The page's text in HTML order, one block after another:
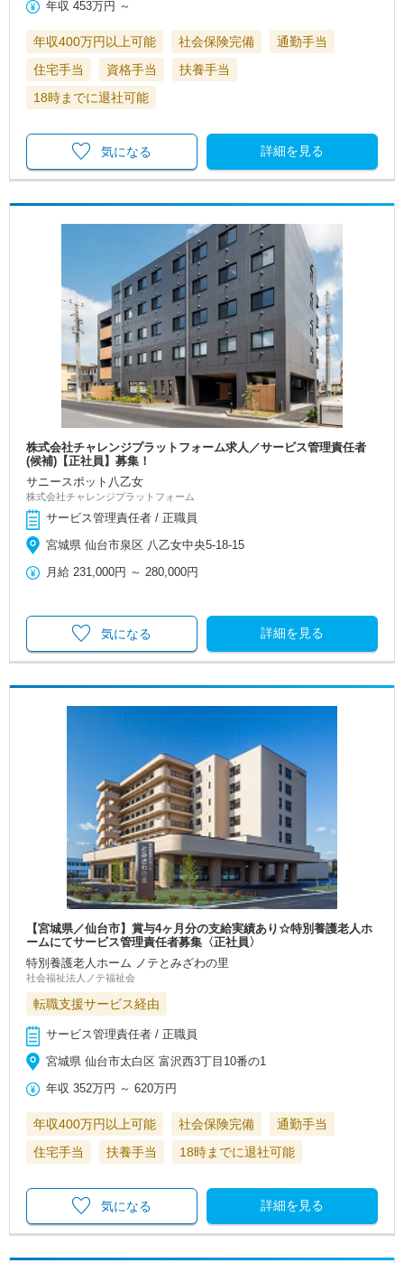
年収 453万円 ～
年収400万円以上可能 社会保険完備
通勤手当
住宅手当
資格手当
扶養手当
18時までに退社可能
詳細を見る
気になる
株式会社チャレンジプラットフォーム求人／サービス管理責任者
(候補)【正社員】募集！
サニースポット八乙女
株式会社チャレンジプラットフォーム
サービス管理責任者 / 正職員
宮城県 仙台市泉区 八乙女中央5-18-15
月給 231,000円 ～ 280,000円
詳細を見る
気になる
【宮城県／仙台市】賞与4ヶ月分の支給実績あり☆特別養護老人ホ
ームにてサービス管理責任者募集〈正社員〉
特別養護老人ホーム ノテとみざわの里
社会福祉法人ノテ福祉会
転職支援サービス経由
サービス管理責任者 / 正職員
宮城県 仙台市太白区 富沢西3丁目10番の1
年収 352万円 ～620万円
年収400万円以上可能 社会保険完備
通勤手当
住宅手当
扶養手当 18時までに退社可能
詳細を見る
気になる